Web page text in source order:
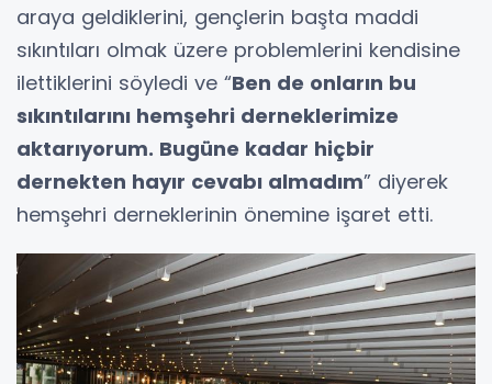
araya geldiklerini, gençlerin başta maddi
sıkıntıları olmak üzere problemlerini kendisine
ilettiklerini söyledi ve “Ben de onların bu
sıkıntılarını hemşehri derneklerimize
aktarıyorum. Bugüne kadar hiçbir
dernekten hayır cevabı almadım” diyerek
hemşehri derneklerinin önemine işaret etti.